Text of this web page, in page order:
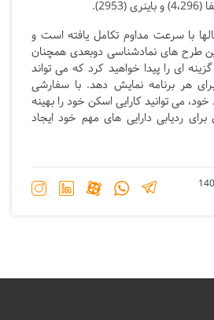
با سرعت مداوم تکامل یافته است و
طرح های نمادشناسی دوبعدی همچنان
ای را پیدا خواهید کرد که می تواند
هر برنامه نمایش دهد. با سفارشی
می توانید کارایی اسکن خود را بهینه
ردیابی دارایی های مهم خود ایجاد